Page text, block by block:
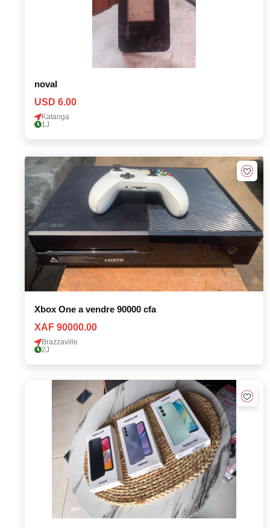
noval
USD 6.00
Katanga
1J
Xbox One a vendre 90000 cfa
XAF 90000.00
Brazzaville
2J